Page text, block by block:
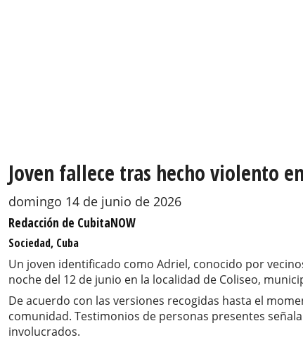
Joven fallece tras hecho violento
domingo 14 de junio de 2026
Redacción de CubitaNOW
Sociedad, Cuba
Un joven identificado como Adriel, conocido por
noche del 12 de junio en la localidad de Coliseo,
De acuerdo con las versiones recogidas hasta el
comunidad. Testimonios de personas presentes
involucrados.